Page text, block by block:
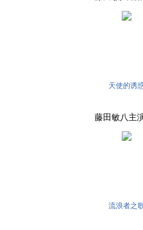
天使的诱
藤田敏八主
流浪者之